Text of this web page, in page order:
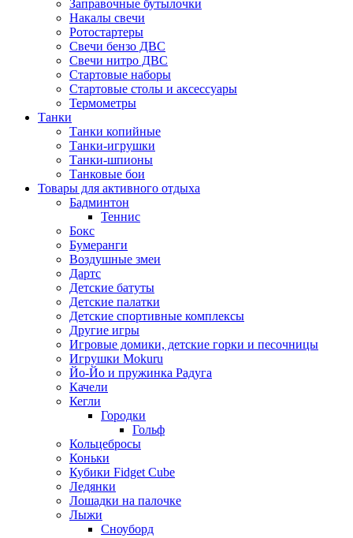
Заправочные бутылочки
Накалы свечи
Ротостартеры
Свечи бензо ДВС
Свечи нитро ДВС
Стартовые наборы
Стартовые столы и аксессуары
Термометры
Танки
Танки копийные
Танки-игрушки
Танки-шпионы
Танковые бои
Товары для активного отдыха
Бадминтон
Теннис
Бокс
Бумеранги
Воздушные змеи
Дартс
Детские батуты
Детские палатки
Детские спортивные комплексы
Другие игры
Игровые домики, детские горки и песочницы
Игрушки Mokuru
Йо-Йо и пружинка Радуга
Качели
Кегли
Городки
Гольф
Кольцебросы
Коньки
Кубики Fidget Cube
Ледянки
Лошадки на палочке
Лыжи
Сноуборд